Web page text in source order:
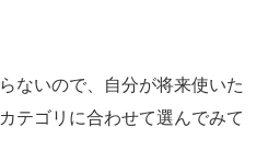
ないので、自分が将来使いた
テゴリに合わせて選んでみて